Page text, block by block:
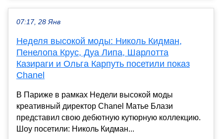
07:17, 28 Янв
Неделя высокой моды: Николь Кидман,
Пенелопа Крус, Дуа Липа, Шарлотта
Казираги и Ольга Карпуть посетили показ
Chanel
В Париже в рамках Недели высокой моды
креативный директор Chanel Матье Блази
представил свою дебютную кутюрную коллекцию.
Шоу посетили: Николь Кидман...